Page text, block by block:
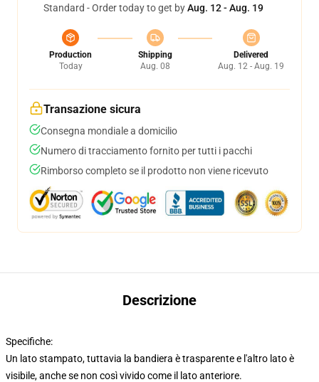
Standard - Order today to get byAug. 12 - Aug. 19
Production
Today
Shipping
Aug. 08
Delivered
Aug. 12 - Aug. 19
Transazione sicura
Consegna mondiale a domicilio
Numero di tracciamento fornito per tutti i pacchi
Rimborso completo se il prodotto non viene ricevuto
Descrizione
Specifiche:
Un lato stampato, tuttavia la bandiera è trasparente e l'altro lato è
visibile, anche se non così vivido come il lato anteriore.